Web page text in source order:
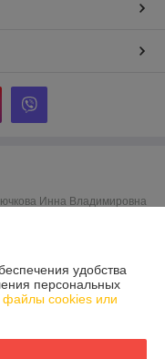
Инна Владимировна
удобства
персональных
файлы cookies или